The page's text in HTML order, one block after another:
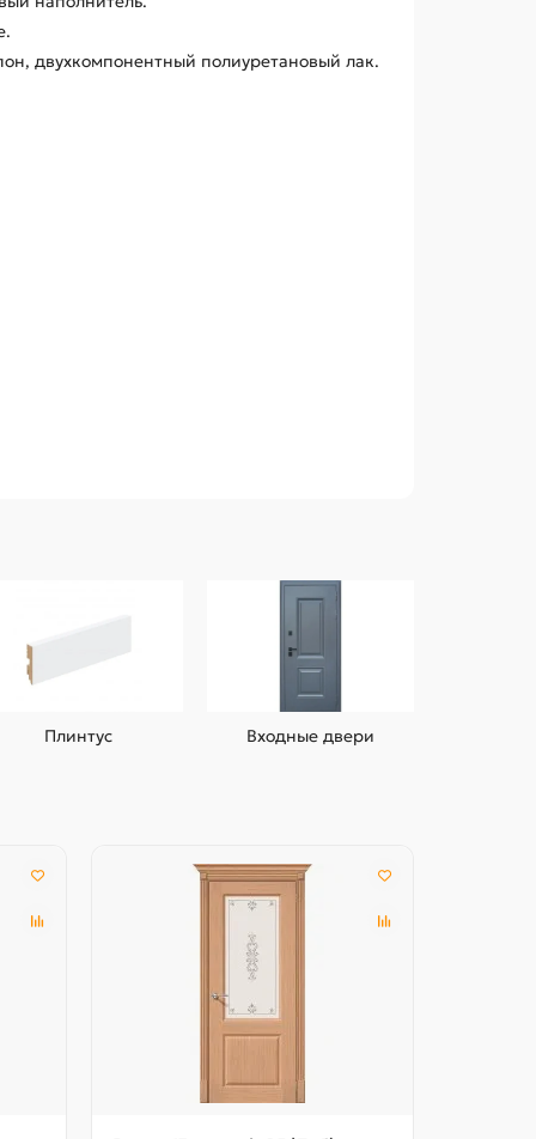
двухкомпонентный полиуретановый лак.
Плинтус Входные двери